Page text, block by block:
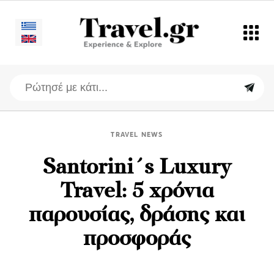
TRAVEL NEWS
Santorini΄s Luxury
Travel: 5 χρόνια
παρουσίας, δράσης και
προσφοράς